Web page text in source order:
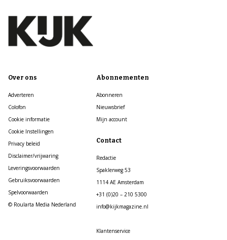
Over ons
Adverteren
Colofon
Cookie informatie
Cookie Instellingen
Privacy beleid
Disclaimer/vrijwaring
Leveringsvoorwaarden
Gebruiksvoorwaarden
Spelvoorwaarden
© Roularta Media Nederland
Abonnementen
Abonneren
Nieuwsbrief
Mijn account
Contact
Redactie
Spaklerweg 53
1114 AE Amsterdam
+31 (0)20 – 210 5300
info@kijkmagazine.nl
Klantenservice